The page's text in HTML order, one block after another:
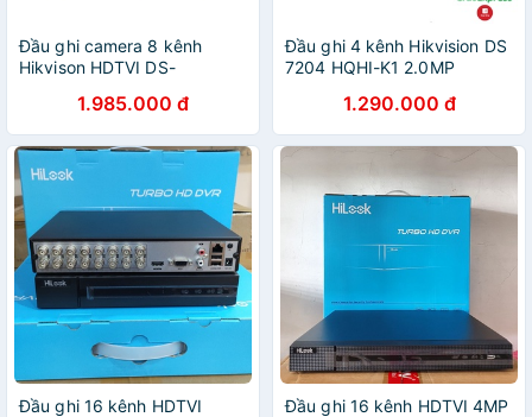
Đầu ghi camera 8 kênh
Hikvison HDTVI DS-
1.985.000 đ
Đầu ghi 4 kênh Hikvision DS
7204 HQHI-K1 2.0MP
1.290.000 đ
Đầu ghi 16 kênh HDTVI
Đầu ghi 16 kênh HDTVI 4MP